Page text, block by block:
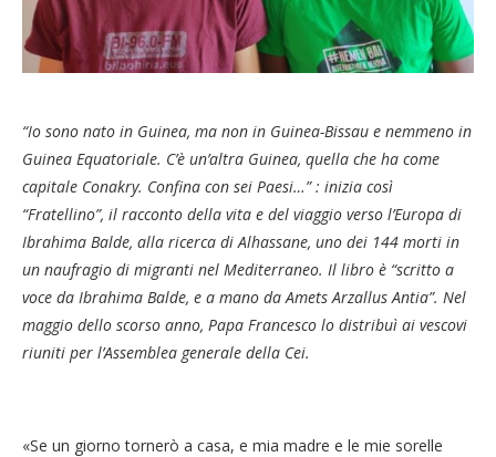
“Io sono nato in Guinea, ma non in Guinea-Bissau e nemmeno in
Guinea Equatoriale. C’è un’altra Guinea, quella che ha come
capitale Conakry. Confina con sei Paesi…” : inizia così
“Fratellino”, il racconto della vita e del viaggio verso l’Europa di
Ibrahima Balde, alla ricerca di Alhassane, uno dei 144 morti in
un naufragio di migranti nel Mediterraneo. Il libro è “scritto a
voce da Ibrahima Balde, e a mano da Amets Arzallus Antia”. Nel
maggio dello scorso anno, Papa Francesco lo distribuì ai vescovi
riuniti per l’Assemblea generale della Cei.
«Se un giorno tornerò a casa, e mia madre e le mie sorelle